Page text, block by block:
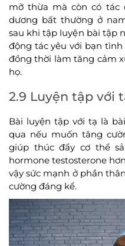
mỡ thừa mà còn có tác
dương bất thường ở
sau khi tập luyện bài tập
động tác yêu với bạn
đồng thời làm tăng cảm
họ.
2.9 Luyện tập với
Bài luyện tập với tạ là
qua nếu muốn tăng
giúp thúc đẩy cơ thể
hormone testosterone
vậy sức mạnh ở phần
cường đáng kể.